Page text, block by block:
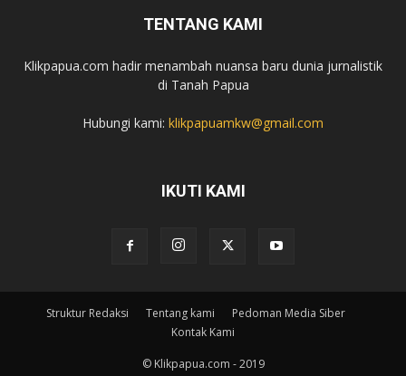
TENTANG KAMI
Klikpapua.com hadir menambah nuansa baru dunia jurnalistik
di Tanah Papua
Hubungi kami: klikpapuamkw@gmail.com
IKUTI KAMI
Struktur Redaksi Tentang kami
Pedoman Media Siber
Kontak Kami
© Klikpapua.com - 2019